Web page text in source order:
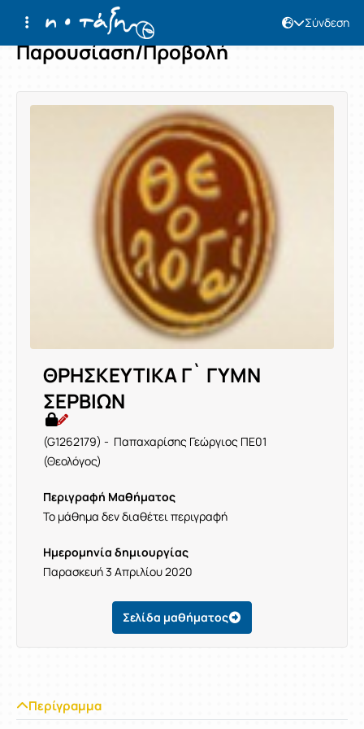
Σύνδεση
Παρουσίαση/Προβολή
ΘΡΗΣΚΕΥΤΙΚΑ Γ` ΓΥΜΝ
ΣΕΡΒΙΩΝ
(G1262179) - Παπαχαρίσης Γεώργιος ΠΕ01
(Θεολόγος)
Περιγραφή Μαθήματος
Το μάθημα δεν διαθέτει περιγραφή
Ημερομηνία δημιουργίας
Παρασκευή 3 Απριλίου 2020
Σελίδα μαθήματος
Περίγραμμα